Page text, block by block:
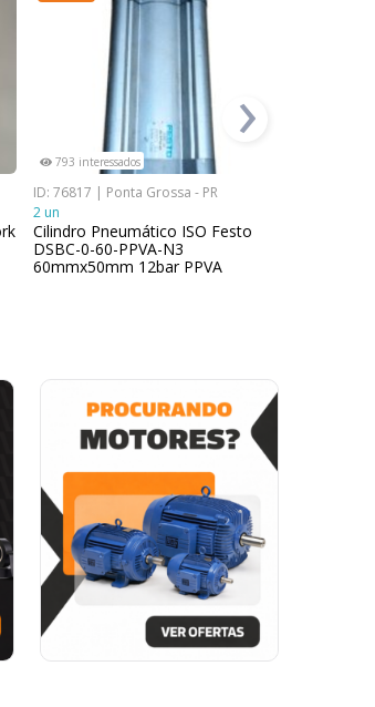
793 interessados
ID: 76817 | Ponta Grossa - PR
2 un
Cilindro Pneumático ISO Festo
DSBC-0-60-PPVA-N3
60mmx50mm 12bar PPVA
›